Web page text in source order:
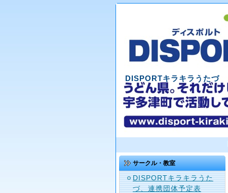
DISPORTキラキラうたづ
サークル・教室
DISPORTキラキラうた
づ、連携団体予定表